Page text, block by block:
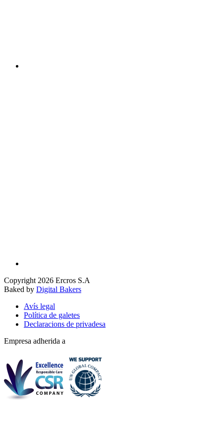
Copyright 2026 Ercros S.A
Baked by Digital Bakers
Avís legal
Política de galetes
Declaracions de privadesa
Empresa adherida a